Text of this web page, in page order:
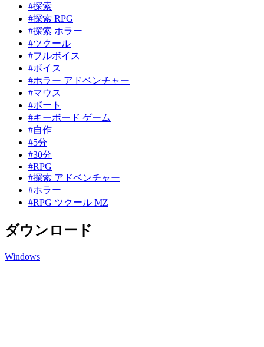
#探索
#探索 RPG
#探索 ホラー
#ツクール
#フルボイス
#ボイス
#ホラー アドベンチャー
#マウス
#ボート
#キーボード ゲーム
#自作
#5分
#30分
#RPG
#探索 アドベンチャー
#ホラー
#RPG ツクール MZ
ダウンロード
Windows